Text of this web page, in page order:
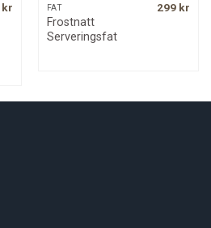
kr FAT
Frostnatt
Serveringsfat
299 kr